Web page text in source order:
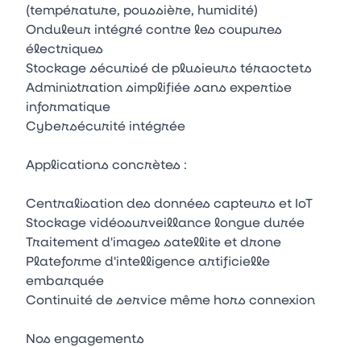
(température, poussière, humidité)
Onduleur intégré contre les coupures
électriques
Stockage sécurisé de plusieurs téraoctets
Administration simplifiée sans expertise
informatique
Cybersécurité intégrée
Applications concrètes :
Centralisation des données capteurs et IoT
Stockage vidéosurveillance longue durée
Traitement d'images satellite et drone
Plateforme d'intelligence artificielle
embarquée
Continuité de service même hors connexion
Nos engagements